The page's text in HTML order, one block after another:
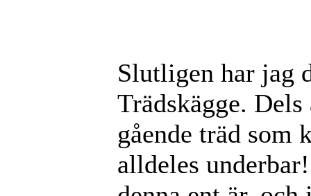
Slutligen har jag
Trädskägge.
gående träd som
alldeles